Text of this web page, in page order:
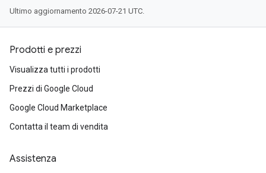
Ultimo aggiornamento 2026-07-21 UTC.
Prodotti e prezzi
Visualizza tutti i prodotti
Prezzi di Google Cloud
Google Cloud Marketplace
Contatta il team di vendita
Assistenza